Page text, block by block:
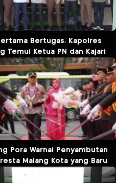
Bertugas, Kapolres
Temui Ketua PN dan Kajari
Pora Warnai Penyambutan
Malang Kota yang Baru